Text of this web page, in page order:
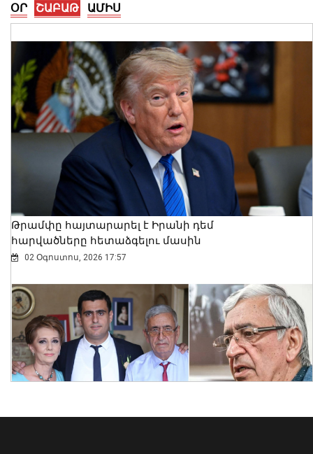
Ալեքսանդրա Քոուլը շարունակում է
բացահայտել Հայաստանը․ Մեծ
Բրիտանիայի դեսպանը հայերեն է
խոսում․ տեսանյութ
06 Օգոստոս, 2026 23:30
ՕՐ ՇԱԲԱԹ ԱՄԻՍ
Թրամփը հայտարարել է Իրանի դեմ
հարվածները հետաձգելու մասին
02 Օգոստոս, 2026 17:57